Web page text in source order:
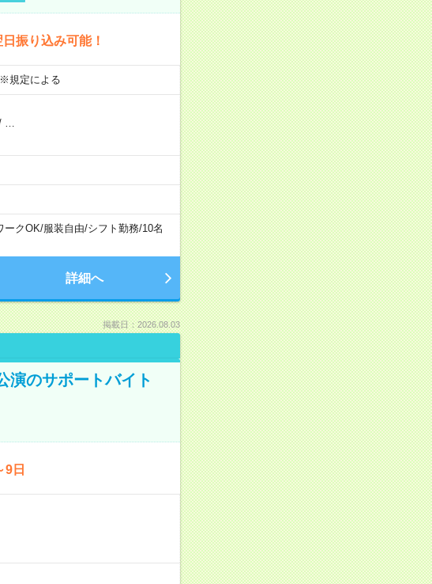
振り込み可能！
規定による
ークOK/服装自由/シフト勤務/10名
詳細へ
掲載日：2026.08.03
演のサポートバイト
9日